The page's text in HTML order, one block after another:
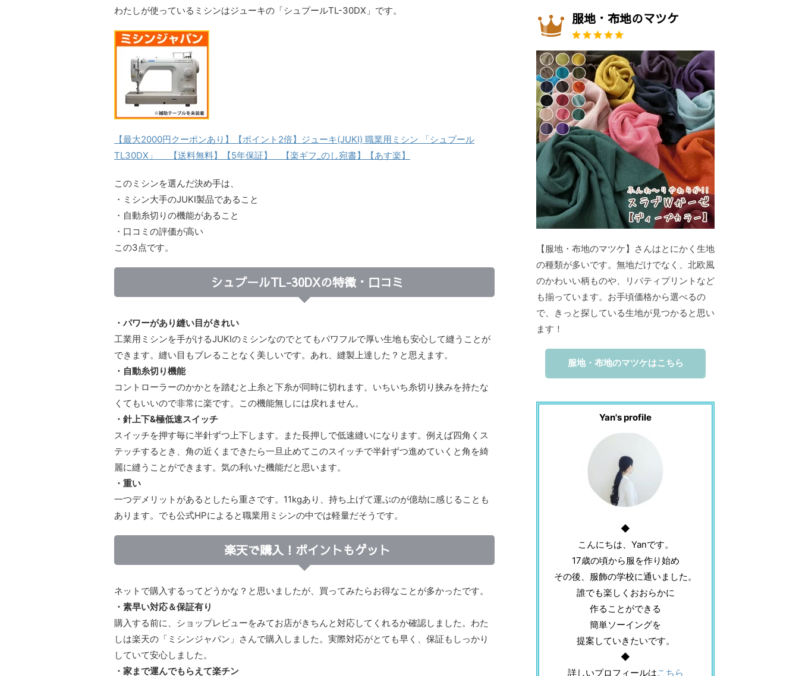
わたしが使っているミシンはジューキの「シュプールTL-30DX」です。
【最大2000円クーポンあり】【ポイント2倍】ジューキ(JUKI) 職業用ミシン 「シュプール
TL30DX」 【送料無料】【5年保証】 【楽ギフ_のし宛書】【あす楽】
このミシンを選んだ決め手は、
・ミシン大手のJUKI製品であること
・自動糸切りの機能があること
・口コミの評価が高い
この3点です。
シュプールTL-30DXの特徴・口コミ
・パワーがあり縫い目がきれい
工業用ミシンを手がけるJUKIのミシンなのでとてもパワフルで厚い生地も安心して縫うことが
できます。縫い目もブレることなく美しいです。あれ、縫製上達した？と思えます。
・自動糸切り機能
コントローラーのかかとを踏むと上糸と下糸が同時に切れます。いちいち糸切り挟みを持たな
くてもいいので非常に楽です。この機能無しには戻れません。
・針上下&極低速スイッチ
スイッチを押す毎に半針ずつ上下します。また長押しで低速縫いになります。例えば四角くス
テッチするとき、角の近くまできたら一旦止めてこのスイッチで半針ずつ進めていくと角を綺
麗に縫うことができます。気の利いた機能だと思います。
・重い
一つデメリットがあるとしたら重さです。11kgあり、持ち上げて運ぶのが億劫に感じることも
あります。でも公式HPによると職業用ミシンの中では軽量だそうです。
楽天で購入！ポイントもゲット
ネットで購入するってどうかな？と思いましたが、買ってみたらお得なことが多かったです。
・素早い対応＆保証有り
購入する前に、ショップレビューをみてお店がきちんと対応してくれるか確認しました。わた
しは楽天の「ミシンジャパン」さんで購入しました。実際対応がとても早く、保証もしっかり
していて安心しました。
・家まで運んでもらえて楽チン
服地・布地のマツケ
【服地・布地のマツケ】さんはとにかく生地
の種類が多いです。無地だけでなく、北欧風
のかわいい柄ものや、リバティプリントなど
も揃っています。お手頃価格から選べるの
で、きっと探している生地が見つかると思い
ます！
服地・布地のマツケはこちら
Yan's profile
◆
こんにちは、Yanです。
17歳の頃から服を作り始め
その後、服飾の学校に通いました。
誰でも楽しくおおらかに
作ることができる
簡単ソーイングを
提案していきたいです。
◆
詳しいプロフィールはこちら